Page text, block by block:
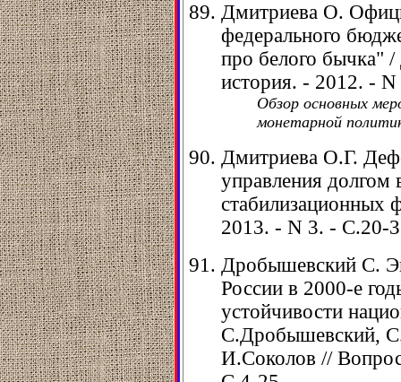
Дмитриева О.
федерального
про белого бычка"
история. - 2012. -
Обзор основных
монетарной
Дмитриева О.Г.
управления долгом
стабилизационных
2013. - N 3. - С.20-
Дробышевский С.
России в 2000-е
устойчивости
С.Дробышевский,
И.Соколов //